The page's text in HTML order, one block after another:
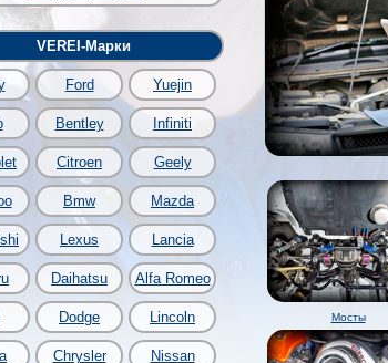
VEREI-Марки
Ford Yuejin
Bentley Infiniti
Citroen Geely
Bmw Mazda
Lexus Lancia
Daihatsu Alfa Romeo
Dodge Lincoln
Chrysler Nissan
Мосты